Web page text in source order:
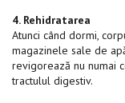
4. Rehidratarea
Atunci când dormi,
magazinele sale de
revigorează nu numai
tractulul digestiv.